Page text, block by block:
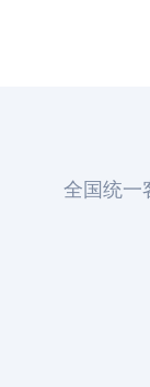
全国统一